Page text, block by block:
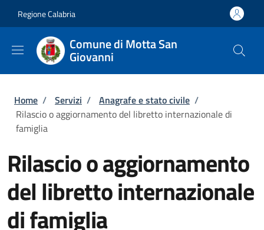
Regione Calabria
Comune di Motta San
Giovanni
Briciole di pane
Home / Servizi / Anagrafe e stato civile /
Rilascio o aggiornamento del libretto internazionale di
famiglia
Rilascio o aggiornamento
del libretto internazionale
di famiglia